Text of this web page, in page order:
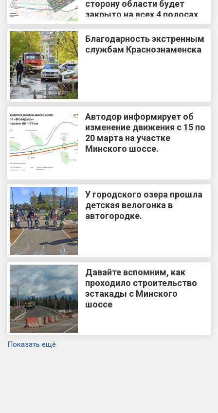
сторону области будет
закрыто на всех 4 полосах
Благодарность экстренным
службам Краснознаменска
Автодор информирует об
изменение движения с 15 по
20 марта на участке
Минского шоссе.
У городского озера прошла
детская велогонка в
автогородке.
Давайте вспомним, как
проходило строительство
эстакады с Минского
шоссе
Показать ещё